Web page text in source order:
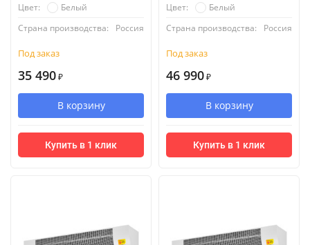
Цвет:
Белый
Страна производства:
Россия
Под заказ
35 490 ₽
В корзину
Купить в 1 клик
Цвет:
Белый
Страна производства:
Россия
Под заказ
46 990 ₽
В корзину
Купить в 1 клик